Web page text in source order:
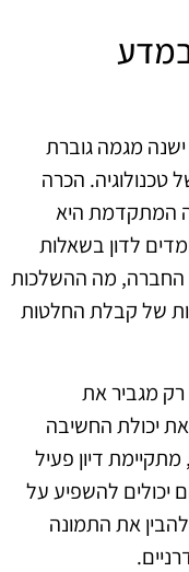
מגמה גוברת
הכרה
המתקדמת היא
לדון בשאלות
החברה, מה ההשלכות
של קבלת החלטות
רק מגביר את
יכולת החשיבה
דיון פעיל
יכולים להשפיע על
את התמונה